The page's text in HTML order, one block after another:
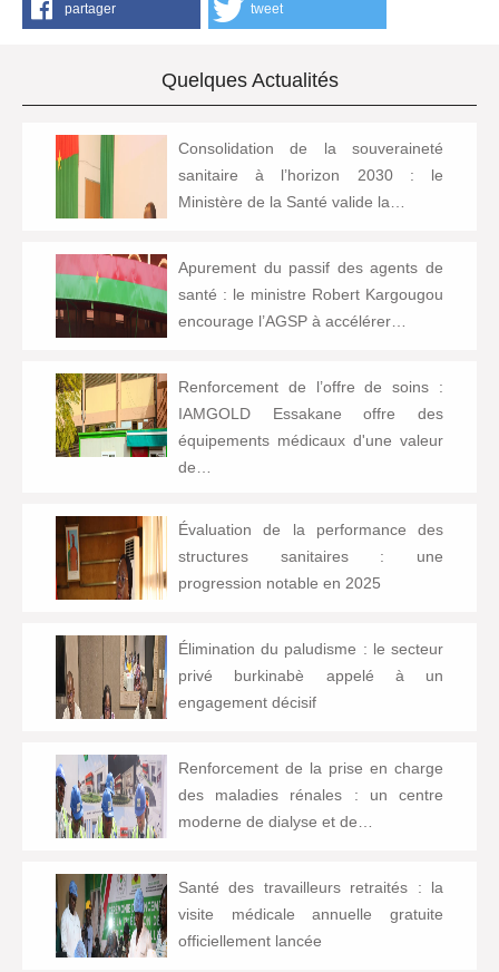
partager tweet
Quelques Actualités
Consolidation de la souveraineté
sanitaire à l’horizon 2030 : le
Ministère de la Santé valide la…
Apurement du passif des agents de
santé : le ministre Robert Kargougou
encourage l’AGSP à accélérer…
Renforcement de l’offre de soins :
IAMGOLD Essakane offre des
équipements médicaux d'une valeur
de…
Évaluation de la performance des
structures sanitaires : une
progression notable en 2025
Élimination du paludisme : le secteur
privé burkinabè appelé à un
engagement décisif
Renforcement de la prise en charge
des maladies rénales : un centre
moderne de dialyse et de…
Santé des travailleurs retraités : la
visite médicale annuelle gratuite
officiellement lancée